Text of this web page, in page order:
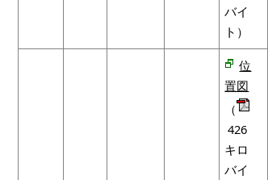
バイ
ト）
位
置図
（
426
キロ
バイ